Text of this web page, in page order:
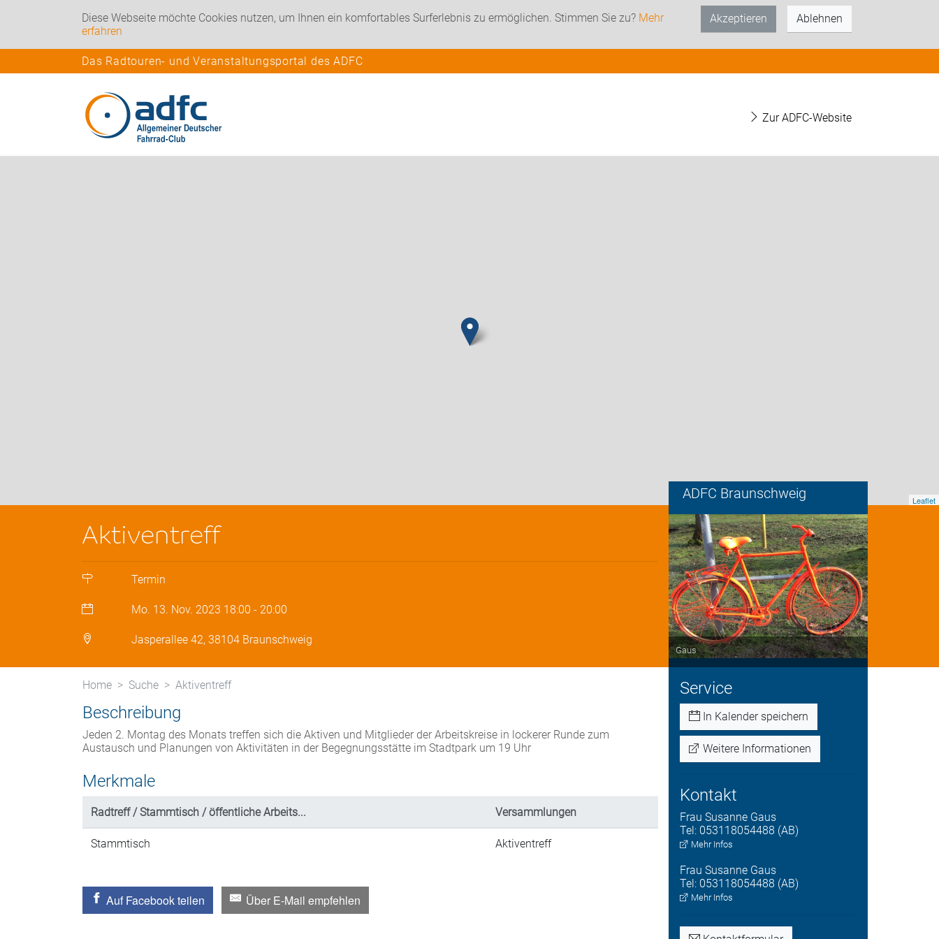
Diese Webseite möchte Cookies nutzen, um Ihnen ein komfortables Surferlebnis zu ermöglichen. Stimmen Sie zu? Mehr
erfahren
Akzeptieren Ablehnen
Das Radtouren- und Veranstaltungsportal des ADFC
Zur ADFC-Website
Leaflet
ADFC Braunschweig
Aktiventreff
Termin
Mo. 13. Nov. 2023 18:00 - 20:00
Jasperallee 42, 38104 Braunschweig
Gaus
Service
In Kalender speichern
Weitere Informationen
Kontakt
Frau Susanne Gaus
Tel: 053118054488 (AB)
Mehr Infos
Frau Susanne Gaus
Tel: 053118054488 (AB)
Mehr Infos
Home Suche Aktiventreff
Beschreibung
Jeden 2. Montag des Monats treffen sich die Aktiven und Mitglieder der Arbeitskreise in lockerer Runde zum
Austausch und Planungen von Aktivitäten in der Begegnungsstätte im Stadtpark um 19 Uhr
Merkmale
Radtreff / Stammtisch / öffentliche Arbeits... Versammlungen
Stammtisch Aktiventreff
Auf Facebook teilen Über E-Mail empfehlen